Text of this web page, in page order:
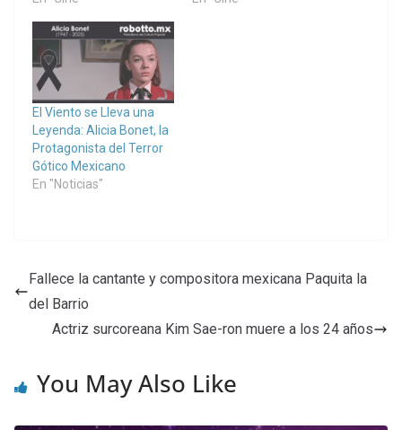
El Viento se Lleva una
Leyenda: Alicia Bonet, la
Protagonista del Terror
Gótico Mexicano
En "Noticias"
Fallece la cantante y compositora mexicana Paquita la
del Barrio
Actriz surcoreana Kim Sae-ron muere a los 24 años
You May Also Like